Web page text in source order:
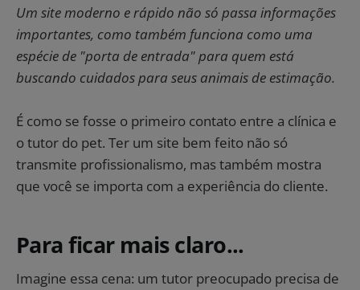
Um site moderno e rápido não só passa informações
importantes, como também funciona como uma
espécie de "porta de entrada" para quem está
buscando cuidados para seus animais de estimação.
É como se fosse o primeiro contato entre a clínica e
o tutor do pet. Ter um site bem feito não só
transmite profissionalismo, mas também mostra
que você se importa com a experiência do cliente.
Para ficar mais claro...
Imagine essa cena: um tutor preocupado precisa de